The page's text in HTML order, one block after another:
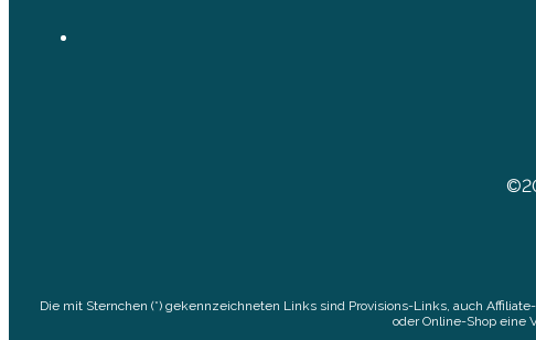
Die mit Sternchen (*) gekennzeichneten Links sind Provisions-Links, auch
oder Online-Shop eine